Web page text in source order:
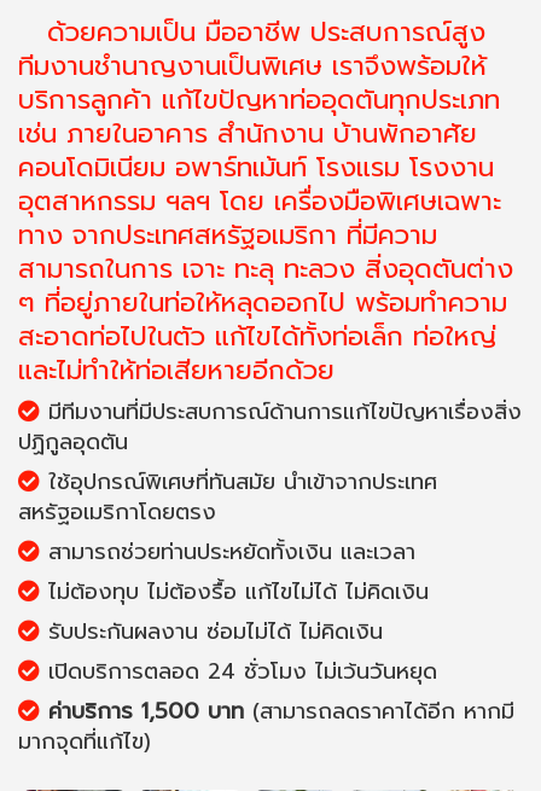
ด้วยความเป็น มืออาชีพ ประสบการณ์สูง
ทีมงานชำนาญงานเป็นพิเศษ เราจึงพร้อมให้
บริการลูกค้า แก้ไขปัญหาท่ออุดตันทุกประเภท
เช่น ภายในอาคาร สำนักงาน บ้านพักอาศัย
คอนโดมิเนียม อพาร์ทเม้นท์ โรงแรม โรงงาน
อุตสาหกรรม ฯลฯ โดย เครื่องมือพิเศษเฉพาะ
ทาง จากประเทศสหรัฐอเมริกา ที่มีความ
สามารถในการ เจาะ ทะลุ ทะลวง สิ่งอุดตันต่าง
ๆ ที่อยู่ภายในท่อให้หลุดออกไป พร้อมทำความ
สะอาดท่อไปในตัว แก้ไขได้ทั้งท่อเล็ก ท่อใหญ่
และไม่ทำให้ท่อเสียหายอีกด้วย
มีทีมงานที่มีประสบการณ์ด้านการแก้ไขปัญหาเรื่องสิ่ง
ปฏิกูลอุดตัน
ใช้อุปกรณ์พิเศษที่ทันสมัย นำเข้าจากประเทศ
สหรัฐอเมริกาโดยตรง
สามารถช่วยท่านประหยัดทั้งเงิน และเวลา
ไม่ต้องทุบ ไม่ต้องรื้อ แก้ไขไม่ได้ ไม่คิดเงิน
รับประกันผลงาน ซ่อมไม่ได้ ไม่คิดเงิน
เปิดบริการตลอด 24 ชั่วโมง ไม่เว้นวันหยุด
ค่าบริการ 1,500 บาท (สามารถลดราคาได้อีก หากมี
มากจุดที่แก้ไข)